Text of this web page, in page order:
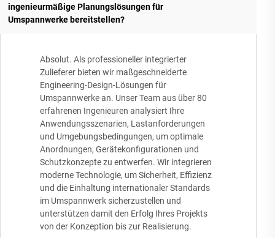
ingenieurmäßige Planungslösungen für
Umspannwerke bereitstellen?
Absolut. Als professioneller integrierter
Zulieferer bieten wir maßgeschneiderte
Engineering-Design-Lösungen für
Umspannwerke an. Unser Team aus über 80
erfahrenen Ingenieuren analysiert Ihre
Anwendungsszenarien, Lastanforderungen
und Umgebungsbedingungen, um optimale
Anordnungen, Gerätekonfigurationen und
Schutzkonzepte zu entwerfen. Wir integrieren
moderne Technologie, um Sicherheit, Effizienz
und die Einhaltung internationaler Standards
im Umspannwerk sicherzustellen und
unterstützen damit den Erfolg Ihres Projekts
von der Konzeption bis zur Realisierung.